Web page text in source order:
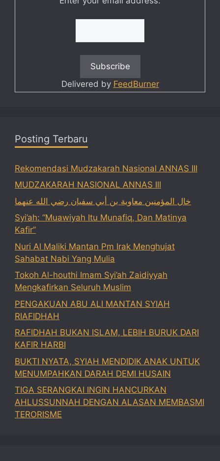
Delivered by FeedBurner
Posting Terbaru
Rekomendasi Mudzakarah Nasional ANNAS III
MUDZAKARAH NASIONAL ANNAS III
خال المؤمنين معاوية بن أبي سفيان رضي الله عنهما
Syi’ah: “Muawiyah Itu Munafiq, Dan Matinya
Kafir”
Nuri Al Maliki Mantan Pm Irak Menghujat
Sahabat Nabi Yang Mulia
Tokoh Al-houthi Imam Syi’ah Zaidiyyah
Mengkafirkan Seluruh Muslim
PENGAKUAN ABU ALI MANTAN SYIAH
RIAFIDHAH
RAFIDHAH BUKAN ISLAM, LEBIH BURUK DARI
KAFIR HARBI
BUKTI NYATA, SYIAH MENDIDIK ANAK UNTUK
MENUMPAHKAN DARAH DEMI HUSAIN
TIGA SERANGKAI INGIN HANCURKAN
AHLUSSUNNAH DENGAN ALASAN MEMBASMI
TERORISME